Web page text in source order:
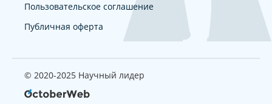
Пользовательское соглашение
Публичная оферта
© 2020-2025 Научный лидер